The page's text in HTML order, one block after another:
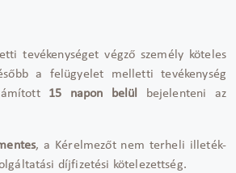
tevékenységet végző személy köteles
a felügyelet melletti tevékenység
15 napon belül
bejelenteni az
, a Kérelmezőt nem terheli illeték-
díjfizetési kötelezettség.